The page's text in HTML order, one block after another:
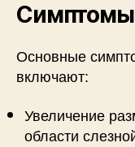
Симптомы
Основные
включают:
Увеличение
области